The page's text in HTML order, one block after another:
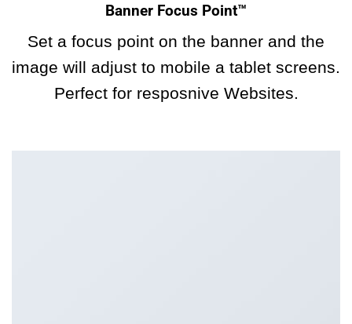
Banner Focus Point™
Set a focus point on the banner and the
image will adjust to mobile a tablet screens.
Perfect for resposnive Websites.